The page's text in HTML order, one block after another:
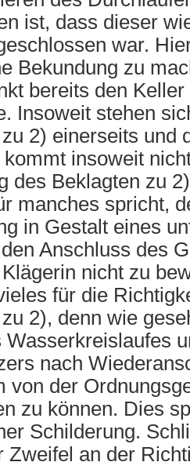
ist, dass dieser
war.
Bekundung zu
bereits den
Insoweit stehen
2) einerseits und
insoweit
des Beklagten zu
manches spricht,
in Gestalt eines
Anschluss des
nicht zu
für die
2), denn wie
Wasserkreislaufes
nach
von der
zu können. Dies
Schilderung.
Zweifel an der